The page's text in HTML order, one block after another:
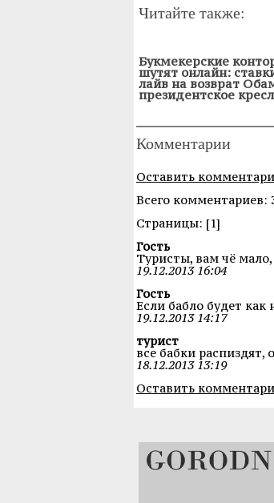
Читайте также:
Букмекерские
шутят онлайн:
лайв на возврат
президентское
Комментарии
Оставить
Всего комментариев:
Cтраницы: [1]
Гость
Туристы, вам чё
19.12.2013 16:04
Гость
Если бабло будет как
19.12.2013 14:17
турист
все бабки распиздят,
18.12.2013 13:19
Оставить